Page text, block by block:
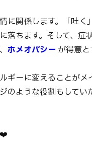
に関係します。「吐く
ちます。そして、症
ホメオパシー が得意と
ギーに変えることが
のような役割もして
❤️